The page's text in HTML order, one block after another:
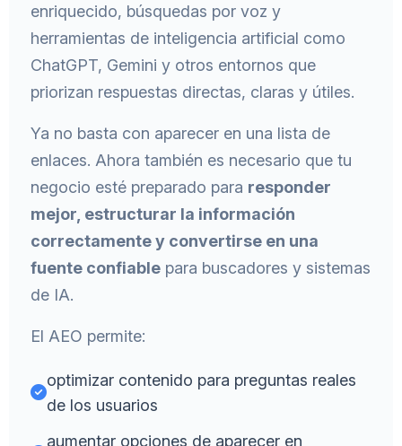
enriquecido, búsquedas por voz y
herramientas de inteligencia artificial como
ChatGPT, Gemini y otros entornos que
priorizan respuestas directas, claras y útiles.
Ya no basta con aparecer en una lista de
enlaces. Ahora también es necesario que tu
negocio esté preparado para responder
mejor, estructurar la información
correctamente y convertirse en una
fuente confiable para buscadores y sistemas
de IA.
El AEO permite:
optimizar contenido para preguntas reales
de los usuarios
aumentar opciones de aparecer en